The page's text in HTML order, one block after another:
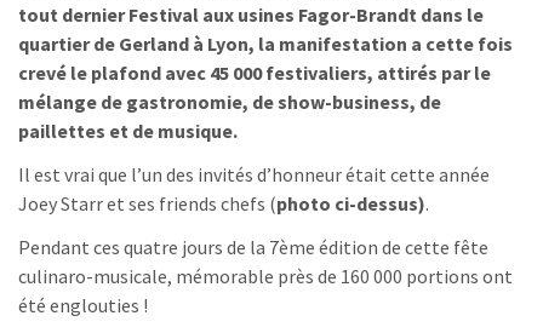
tout dernier Festival aux usines Fagor-Brandt dans le
quartier de Gerland à Lyon, la manifestation a cette fois
crevé le plafond avec 45 000 festivaliers, attirés par le
mélange de gastronomie, de show-business, de
paillettes et de musique.
Il est vrai que l’un des invités d’honneur était cette année
Joey Starr et ses friends chefs (photo ci-dessus).
Pendant ces quatre jours de la 7ème édition de cette fête
culinaro-musicale, mémorable près de 160 000 portions ont
été englouties !